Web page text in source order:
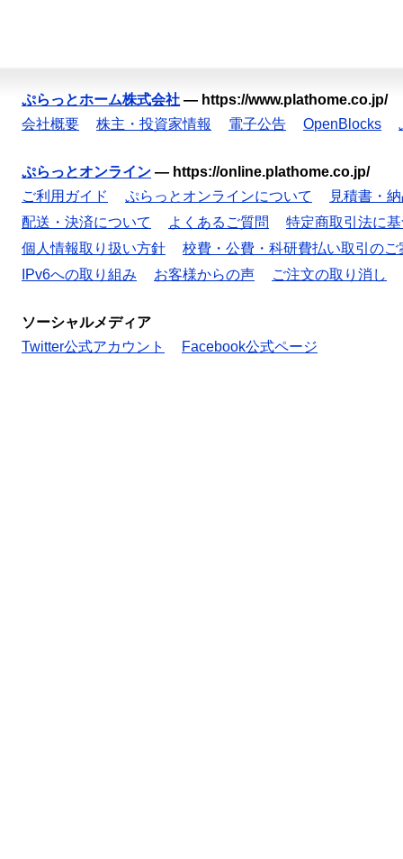
ぷらっとホーム株式会社 — https://www.plathome.co.jp/
会社概要
株主・投資家情報 電子公告 OpenBlocks
ぷらっとオンライン — https://online.plathome.co.jp/
ご利用ガイド
ぷらっとオンラインについて
見積書・
配送・決済について
よくあるご質問
特定商取引法に
個人情報取り扱い方針
校費・公費・科研費払い取引のご
IPv6への取り組み
お客様からの声 ご注文の取り消し
ソーシャルメディア
Twitter公式アカウント
Facebook公式ページ